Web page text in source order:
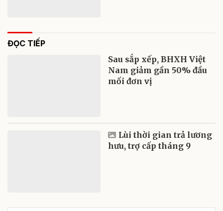
ĐỌC TIẾP
Sau sắp xếp, BHXH Việt
Nam giảm gần 50% đầu
mối đơn vị
Lùi thời gian trả lương
hưu, trợ cấp tháng 9